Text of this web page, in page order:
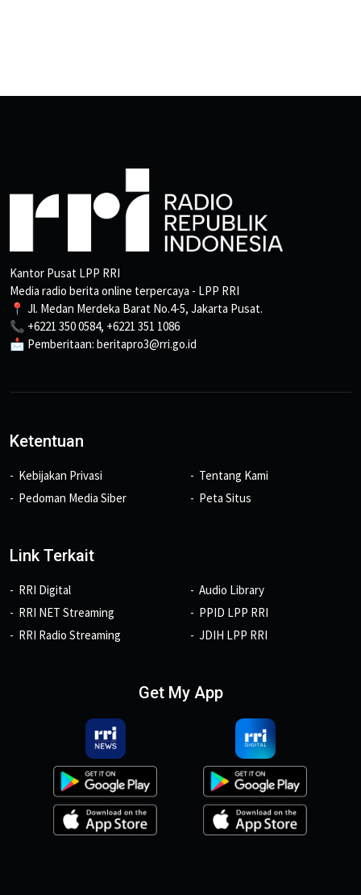
Kantor Pusat LPP RRI
Media radio berita online terpercaya - LPP RRI
📍 Jl. Medan Merdeka Barat No.4-5, Jakarta Pusat.
📞 +6221 350 0584, +6221 351 1086
📩 Pemberitaan: beritapro3@rri.go.id
Ketentuan
Kebijakan Privasi
Pedoman Media Siber
Tentang Kami
Peta Situs
Link Terkait
RRI Digital
RRI NET Streaming
RRI Radio Streaming
Audio Library
PPID LPP RRI
JDIH LPP RRI
Get My App